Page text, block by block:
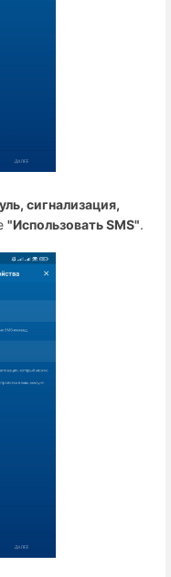
сигнализация,
"Использовать SMS".